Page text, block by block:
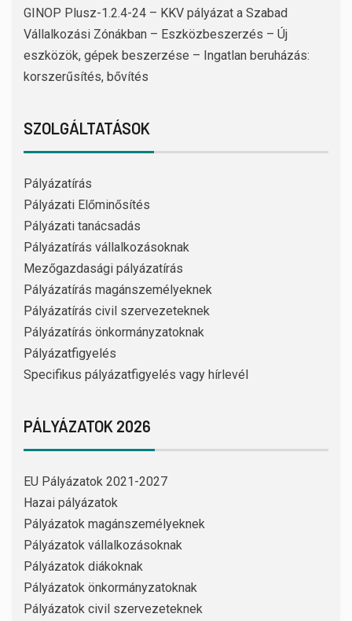
GINOP Plusz-1.2.4-24 – KKV pályázat a Szabad
Vállalkozási Zónákban – Eszközbeszerzés – Új
eszközök, gépek beszerzése – Ingatlan beruházás:
korszerűsítés, bővítés
SZOLGÁLTATÁSOK
Pályázatírás
Pályázati Előminősítés
Pályázati tanácsadás
Pályázatírás vállalkozásoknak
Mezőgazdasági pályázatírás
Pályázatírás magánszemélyeknek
Pályázatírás civil szervezeteknek
Pályázatírás önkormányzatoknak
Pályázatfigyelés
Specifikus pályázatfigyelés vagy hírlevél
PÁLYÁZATOK 2026
EU Pályázatok 2021-2027
Hazai pályázatok
Pályázatok magánszemélyeknek
Pályázatok vállalkozásoknak
Pályázatok diákoknak
Pályázatok önkormányzatoknak
Pályázatok civil szervezeteknek